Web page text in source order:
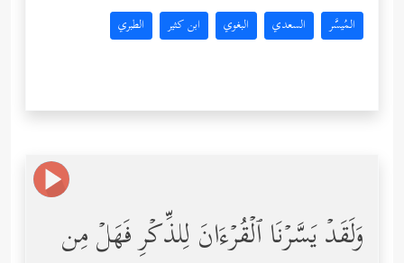
المُيسَّر السعدي البغوي ابن كثير الطبري
وَلَقَدۡ یَسَّرۡنَا ٱلۡقُرۡءَانَ لِلذِّكۡرِ فَهَلۡ مِن